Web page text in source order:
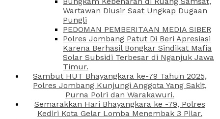
Wartawan Diusir Saat Ungkap Dugaan
Pungli
PEDOMAN PEMBERITAAN MEDIA SIBER
Polres Jombang Patut Di Beri Apresiasi
Karena Berhasil Bongkar Sindikat Mafia
Solar Subsidi Terbesar di Nganjuk Jawa
Timur.
Sambut HUT Bhayangkara ke-79 Tahun 2025,
Polres Jombang Kunjungi Anggota Yang Sakit,
Purna Polri dan Warakawuri.
Semarakkan Hari Bhayangkara ke -79, Polres
Kediri Kota Gelar Lomba Menembak 3 Pilar.